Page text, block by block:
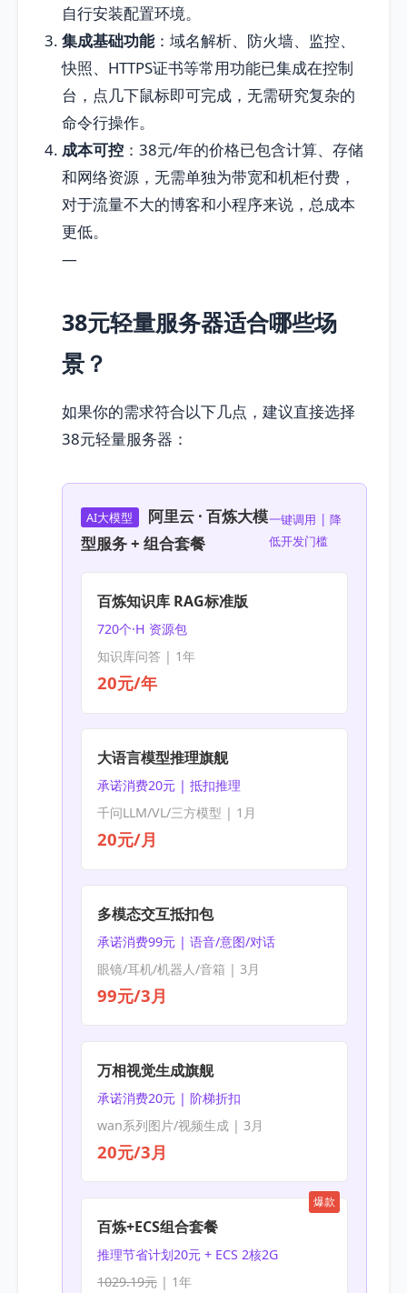
自行安装配置环境。
集成基础功能：域名解析、防火墙、监控、
快照、HTTPS证书等常用功能已集成在控制
台，点几下鼠标即可完成，无需研究复杂的
命令行操作。
成本可控 ：38元/年的价格已包含计算、存储
和网络资源，无需单独为带宽和机柜付费，
对于流量不大的博客和小程序来说，总成本
更低。
—
38元轻量服务器适合哪些场
景？
如果你的需求符合以下几点，建议直接选择
38元轻量服务器：
AI大模型
阿里云 · 百炼大模
型服务 + 组合套餐
一键调用 | 降
低开发门槛
百炼知识库 RAG标准版
720个·H 资源包
知识库问答 | 1年
20元/年
大语言模型推理旗舰
承诺消费20元 | 抵扣推理
千问LLM/VL/三方模型 | 1月
20元/月
多模态交互抵扣包
承诺消费99元 | 语音/意图/对话
眼镜/耳机/机器人/音箱 | 3月
99元/3月
万相视觉生成旗舰
承诺消费20元 | 阶梯折扣
wan系列图片/视频生成 | 3月
20元/3月
爆款
百炼+ECS组合套餐
推理节省计划20元 + ECS 2核2G
1029.19元| 1年